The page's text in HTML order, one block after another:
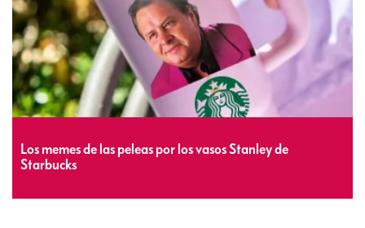
Los memes de las peleas por los vasos Stanley de
Starbucks